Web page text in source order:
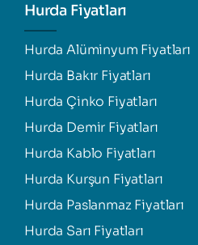
Hurda Fiyatları
Hurda Alüminyum Fiyatları
Hurda Bakır Fiyatları
Hurda Çinko Fiyatları
Hurda Demir Fiyatları
Hurda Kablo Fiyatları
Hurda Kurşun Fiyatları
Hurda Paslanmaz Fiyatları
Hurda Sarı Fiyatları